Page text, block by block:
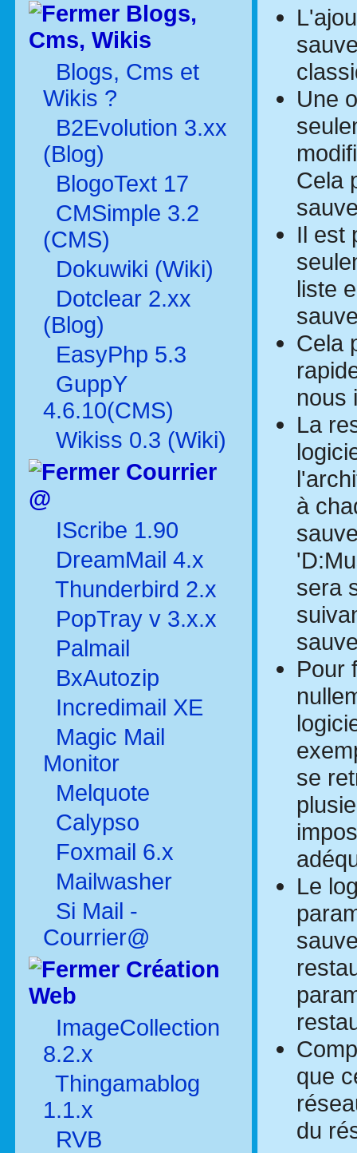
Blogs,
Cms, Wikis
Blogs, Cms et
Wikis ?
B2Evolution 3.xx
(Blog)
BlogoText 17
CMSimple 3.2
(CMS)
Dokuwiki (Wiki)
Dotclear 2.xx
(Blog)
EasyPhp 5.3
GuppY
4.6.10(CMS)
Wikiss 0.3 (Wiki)
Courrier
@
IScribe 1.90
DreamMail 4.x
Thunderbird 2.x
PopTray v 3.x.x
Palmail
BxAutozip
Incredimail XE
Magic Mail
Monitor
Melquote
Calypso
Foxmail 6.x
Mailwasher
Si Mail -
Courrier@
Création
Web
ImageCollection
8.2.x
Thingamablog
1.1.x
RVB
Une
Cela
Il est
liste
Cela
nous
La
à
sera
Pour
se
Le
que
du